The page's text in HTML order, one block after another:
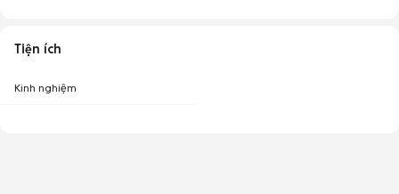
Tiện ích
Kinh nghiệm